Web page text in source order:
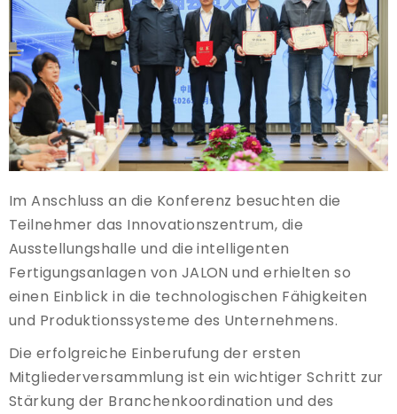
Im Anschluss an die Konferenz besuchten die
Teilnehmer das Innovationszentrum, die
Ausstellungshalle und die intelligenten
Fertigungsanlagen von JALON und erhielten so
einen Einblick in die technologischen Fähigkeiten
und Produktionssysteme des Unternehmens.
Die erfolgreiche Einberufung der ersten
Mitgliederversammlung ist ein wichtiger Schritt zur
Stärkung der Branchenkoordination und des